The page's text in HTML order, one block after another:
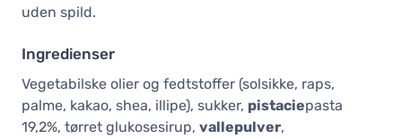
uden spild.
Ingredienser
Vegetabilske olier og fedtstoffer (solsikke, raps,
palme, kakao, shea, illipe), sukker, pistaciepasta
19,2%, tørret glukosesirup, vallepulver,